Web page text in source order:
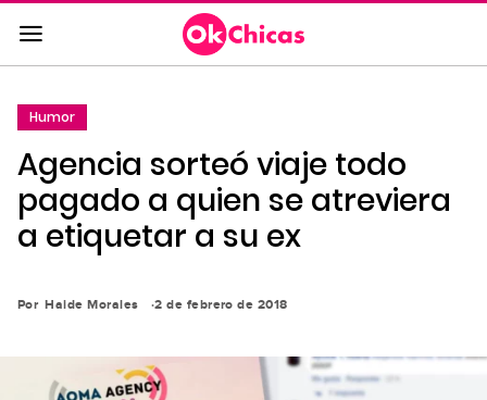
Saltar
al
contenido
a
la
navegación
principal
Humor
Agencia sorteó viaje todo
pagado a quien se atreviera
a etiquetar a su ex
Por Haide Morales 2 de febrero de 2018